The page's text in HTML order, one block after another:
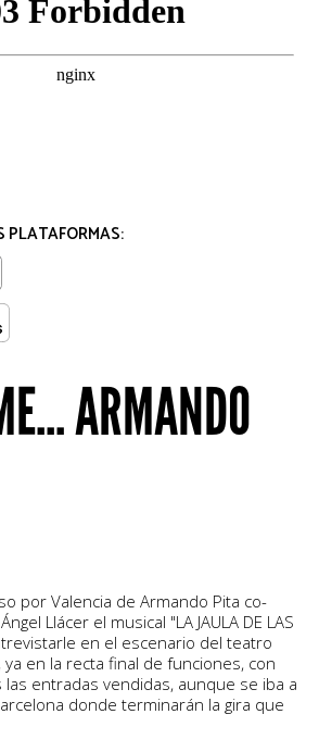
PLATAFORMAS:
ARMANDO
por Valencia de Armando Pita co-
Llácer el musical "LA JAULA DE LAS
en el escenario del teatro
ya en la recta final de funciones, con
entradas vendidas, aunque se iba a
donde terminarán la gira que